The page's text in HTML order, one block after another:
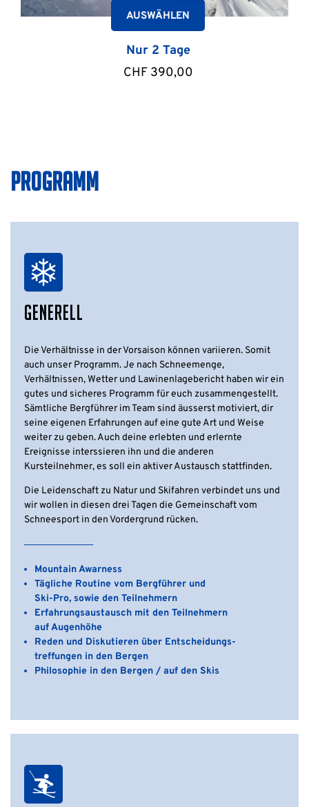
AUSWÄHLEN
Nur 2 Tage
CHF390,00
PROGRAMM
GENERELL
Die Verhältnisse in der Vorsaison können variieren. Somit
auch unser Programm. Je nach Schneemenge,
Verhältnissen, Wetter und Lawinenlagebericht haben wir ein
gutes und sicheres Programm für euch zusammengestellt.
Sämtliche Bergführer im Team sind äusserst motiviert, dir
seine eigenen Erfahrungen auf eine gute Art und Weise
weiter zu geben. Auch deine erlebten und erlernte
Ereignisse interssieren ihn und die anderen
Kursteilnehmer, es soll ein aktiver Austausch stattfinden.
Die Leidenschaft zu Natur und Skifahren verbindet uns und
wir wollen in diesen drei Tagen die Gemeinschaft vom
Schneesport in den Vordergrund rücken.
Mountain Awarness
Tägliche Routine vom Bergführer und
Ski-Pro, sowie den Teilnehmern
Erfahrungsaustausch mit den Teilnehmern
auf Augenhöhe
Reden und Diskutieren über Entscheidungs-
treffungen in den Bergen
Philosophie in den Bergen / auf den Skis